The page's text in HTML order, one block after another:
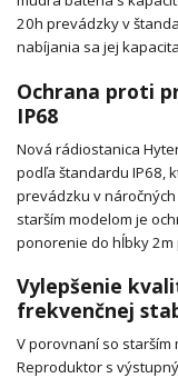
20h prevádzky v
nabíjania sa jej
Ochrana proti
IP68
Nová rádiostanica
podľa štandardu IP68,
prevádzku v
starším modelom je
ponorenie do hĺbky 2m
Vylepšenie
frekvenčnej
V porovnaní so starším
Reproduktor s